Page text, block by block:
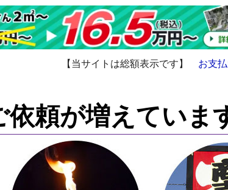
【当サイトは総額表示です】 お支
依頼が増えていま